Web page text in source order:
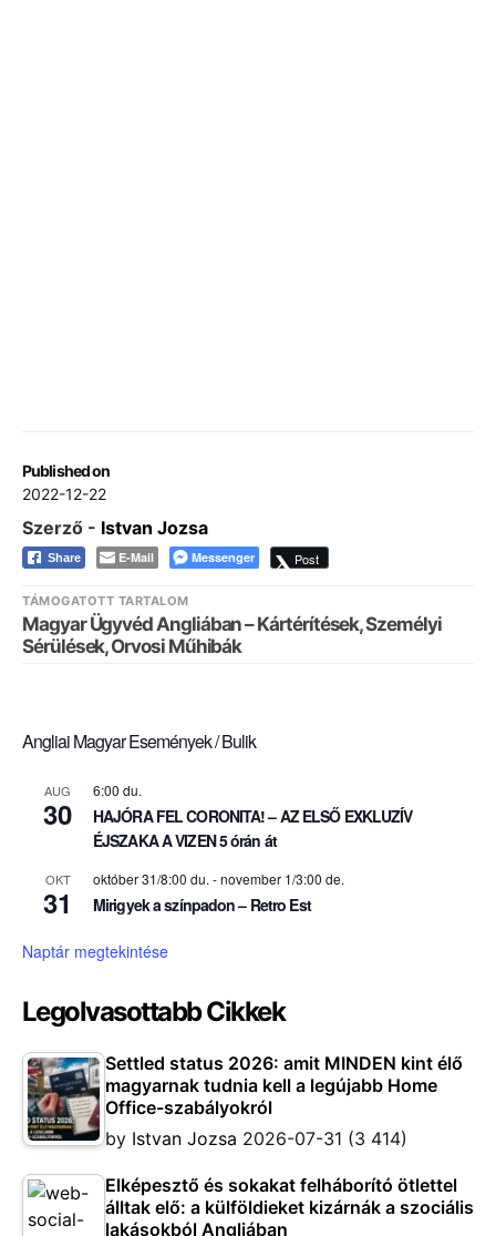
Published on
2022-12-22
Szerző - Istvan Jozsa
Share E-Mail Messenger Post
TÁMOGATOTT TARTALOM
Magyar Ügyvéd Angliában – Kártérítések, Személyi
Sérülések, Orvosi Műhibák
Angliai Magyar Események / Bulik
AUG
30
6:00 du.
HAJÓRA FEL CORONITA! – AZ ELSŐ EXKLUZÍV
ÉJSZAKA A VIZEN 5 órán át
OKT
31
október 31/8:00 du. -november 1/3:00 de.
Mirigyek a színpadon – Retro Est
Naptár megtekintése
Legolvasottabb Cikkek
Settled status 2026: amit MINDEN kint élő
magyarnak tudnia kell a legújabb Home
Office-szabályokról
by Istvan Jozsa 2026-07-31 (3 414)
Elképesztő és sokakat felháborító ötlettel
álltak elő: a külföldieket kizárnák a szociális
lakásokból Angliában